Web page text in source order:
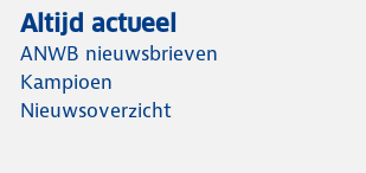
Altijd actueel
ANWB nieuwsbrieven
Kampioen
Nieuwsoverzicht